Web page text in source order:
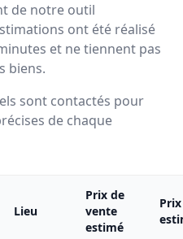
de notre outil
ont été réalisé
et ne tiennent pas
biens.
sont contactés pour
de chaque
Lieu
Prix de
vente
estimé